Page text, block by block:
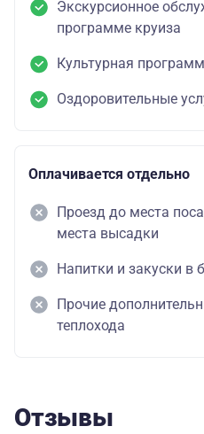
Экскурсионное
программе круиза
Культурная
Оздоровительные
Оплачивается отдельно
Проезд до места
места высадки
Напитки и закуски в
Прочие
теплохода
Отзывы